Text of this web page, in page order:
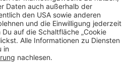
AGB Widerrufsbelehrung